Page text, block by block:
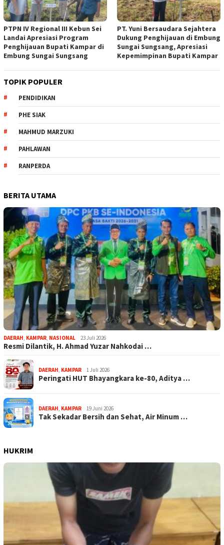
PTPN IV Regional III Kebun Sei
Landai Apresiasi Program
Penghijauan Bupati Kampar di
Embung Sungai Sungsang
PT. Yuni Bersaudara Sejahtera
Dukung Penghijauan di Embung
Sungai Sungsang, Apresiasi
Kepemimpinan Bupati Kampar ‎
TOPIK POPULER
PENDIDIKAN
PHE SIAK
MAHMUD MARZUKI
PAHLAWAN
RANPERDA
BERITA UTAMA
DAERAH, KAMPAR, NASIONAL 23 Juli 2026
Resmi Dilantik, H. Ahmad Yuzar Nahkodai …
DAERAH, KAMPAR 1 Juli 2026
Peringati HUT Bhayangkara ke-80, Aditya …
DAERAH, KAMPAR 19 Juni 2026
Tak Sekadar Bersih dan Sehat, Air Minum …
HUKRIM